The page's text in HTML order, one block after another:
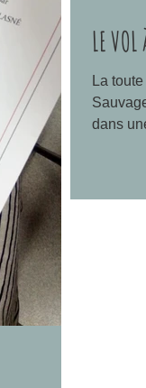
LE
La
dans